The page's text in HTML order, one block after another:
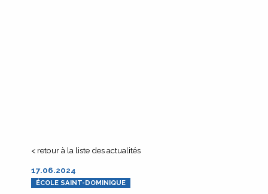
< retour à la liste des actualités
17.06.2024
ÉCOLE SAINT-DOMINIQUE